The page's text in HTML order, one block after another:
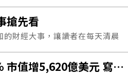
。
模組跟進受惠，以及光通訊大
布財報將帶動CPO概念股表
、CPO等「ABC」族群各擁
搶先看
財經大事，讓讀者在每天清晨
事。
輝達股價周漲逾11% 市值增5,620億美元 寫下史上最大單